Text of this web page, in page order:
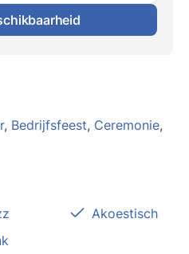
, Bedrijfsfeest, Ceremonie,
Akoestisch